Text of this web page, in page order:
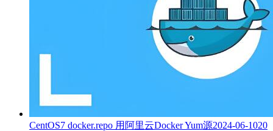
CentOS7 docker.repo 用阿里云Docker Yum源2024-06-1020